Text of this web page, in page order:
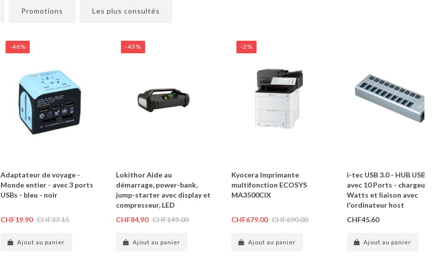
Promotions Les plus consultés
-46%
Adaptateur de voyage -
Monde entier - avec 3 ports
USBs - bleu - noir
CHF19.90 CHF37.15
Ajout au panier
-43%
Lokithor Aide au
démarrage, power-bank,
jump-starter avec display et
compresseur, LED
CHF84.90 CHF149.00
Ajout au panier
-2%
Kyocera Imprimante
multifonction ECOSYS
MA3500CIX
CHF679.00 CHF690.00
Ajout au panier
i-tec USB 3.0 - HUB USB 3
avec 10 Ports - chargeur
Watts et liaison avec
l'ordinateur host
CHF45.60
Ajout au panier